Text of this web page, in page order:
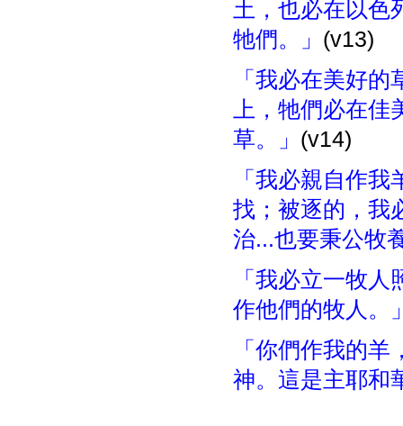
土，也必在以色
牠們。」 (v13)
「我必在美好
上，牠們必在
草。」 (v14)
「我必親自作
找；被逐的，我
治...也要秉公牧
「我必立一牧
作他們的牧人。
「你們作我的
神。這是主耶和